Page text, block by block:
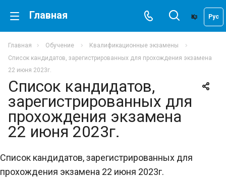
Главная Қаз Рус
Главная Обучение
Квалификационные экзамены
Список кандидатов, зарегистрированных для прохождения экзамена
22 июня 2023г.
Список кандидатов,
зарегистрированных для
прохождения экзамена
22 июня 2023г.
Список кандидатов, зарегистрированных для
прохождения экзамена 22 июня 2023г.